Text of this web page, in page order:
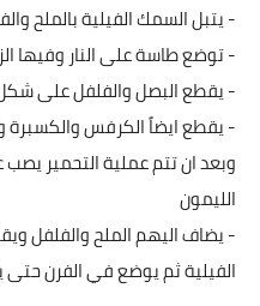
- يتبل السمك الفيلية بالملح
- توضع طاسة على النار وفيها
- يقطع البصل والفلفل على
- يقطع ايضاً الكرفس والكسبرة
وبعد ان تتم عملية التحمير
الليمون
- يضاف اليهم الملح والفلفل
الفيلية ثم يوضع في الفرن